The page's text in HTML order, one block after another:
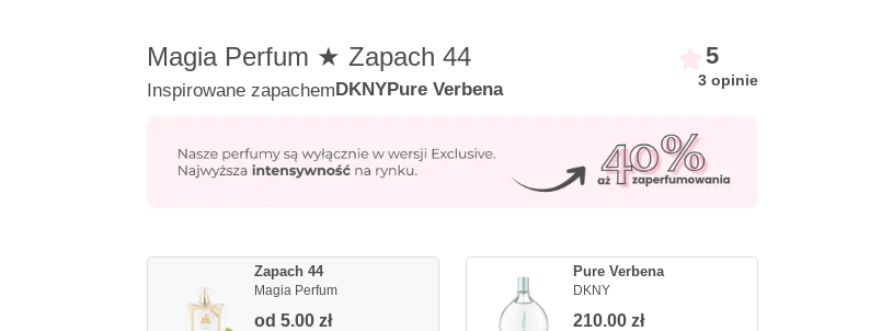
Magia Perfum ★ Zapach 44
Inspirowane zapachemDKNYPure Verbena
5
3 opinie
Zapach 44
Magia Perfum
od 5.00 zł
Pure Verbena
DKNY
210.00 zł